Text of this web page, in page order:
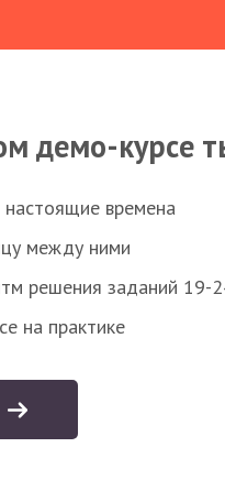
демо-курсе
времена
между ними
решения заданий 19-
на практике